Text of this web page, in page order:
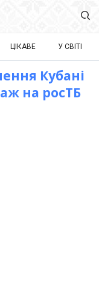
ЦІКАВЕ У СВІТІ
Кубані
на росТБ